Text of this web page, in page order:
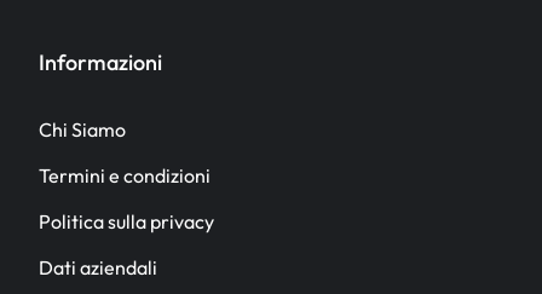
Informazioni
Chi Siamo
Termini e condizioni
Politica sulla privacy
Dati aziendali